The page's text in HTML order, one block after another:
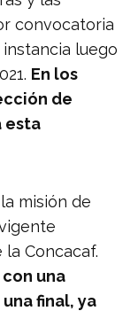
convocatoria
luego
En los
de
esta
misión de
Concacaf.
con una
final, ya